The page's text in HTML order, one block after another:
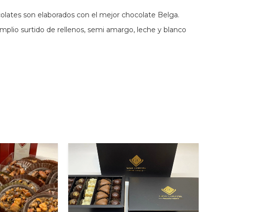
son elaborados con el mejor chocolate Belga.
surtido de rellenos, semi amargo, leche y blanco